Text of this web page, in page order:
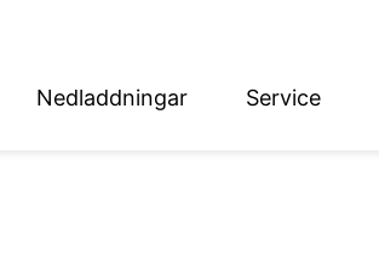
Nedladdningar Service